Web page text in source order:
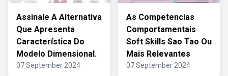
Assinale A Alternativa
Que Apresenta
Característica Do
Modelo Dimensional.
07 September 2024
As Competencias
Comportamentais
Soft Skills Sao Tao Ou
Mais Relevantes
07 September 2024